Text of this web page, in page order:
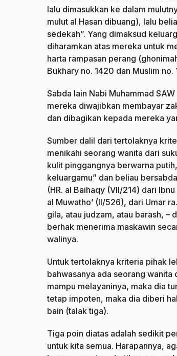
lalu dimasukkan ke dalam
mulut al Hasan dibuang), lalu
sedekah”. Yang dimaksud
diharamkan atas mereka untuk
harta rampasan perang
Bukhary no. 1420 dan Muslim no.
Sabda lain Nabi Muhammad
mereka diwajibkan membayar
dan dibagikan kepada mereka
Sumber dalil dari tertolaknya
menikahi seorang wanita dari
kulit pinggangnya berwarna
keluargamu” dan beliau
(HR. al Baihaqy (VII/214) dari
al Muwatho’ (II/526), dari Umar
gila, atau judzam, atau barash, –
berhak menerima maskawin
walinya.
Untuk tertolaknya kriteria pihak
bahwasanya ada seorang
mampu melayaninya, maka dia
tetap impoten, maka dia diberi
bain (talak tiga).
Tiga poin diatas adalah sedikit
untuk kita semua. Harapannya,